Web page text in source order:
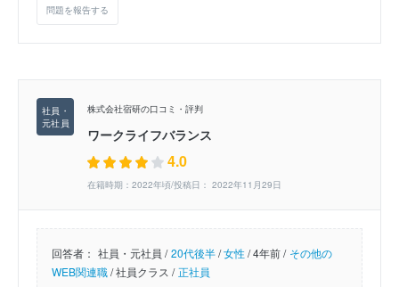
問題を報告する
株式会社宿研の口コミ・評判
ワークライフバランス
4.0
在籍時期：2022年頃/投稿日： 2022年11月29日
回答者： 社員・元社員 / 20代後半/女性/4年前 / その他の
WEB関連職/社員クラス / 正社員